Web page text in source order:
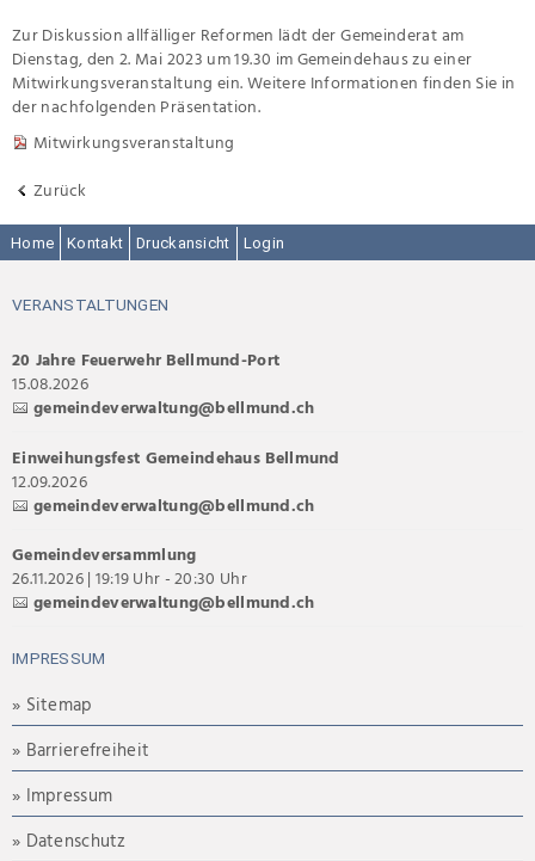
Zur Diskussion allfälliger Reformen lädt der Gemeinderat am
Dienstag, den 2. Mai 2023 um 19.30 im Gemeindehaus zu einer
Mitwirkungsveranstaltung ein. Weitere Informationen finden Sie in
der nachfolgenden Präsentation.
Mitwirkungsveranstaltung
Zurück
Home Kontakt Druckansicht Login
VERANSTALTUNGEN
20 Jahre Feuerwehr Bellmund-Port
15.08.2026
gemeindeverwaltung@bellmund.ch
Einweihungsfest Gemeindehaus Bellmund
12.09.2026
gemeindeverwaltung@bellmund.ch
Gemeindeversammlung
26.11.2026 | 19:19 Uhr - 20:30 Uhr
gemeindeverwaltung@bellmund.ch
IMPRESSUM
» Sitemap
» Barrierefreiheit
» Impressum
» Datenschutz